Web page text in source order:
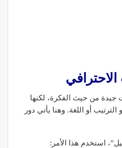
جيدة من حيث الفكرة، لكنها
أو اللغة. وهنا يأتي دور
استخدم هذا الأمر: